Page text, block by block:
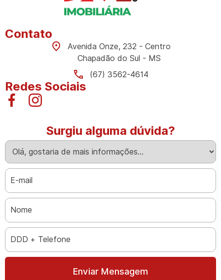
Contato
Avenida Onze, 232 - Centro
Chapadão do Sul - MS
(67) 3562-4614
Redes Sociais
Surgiu alguma dúvida?
Enviar Mensagem